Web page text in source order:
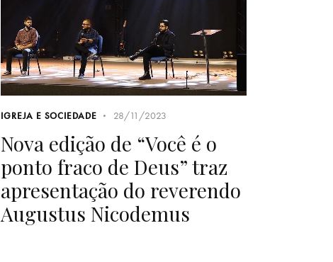
IGREJA E SOCIEDADE 28/11/2023
Nova edição de “Você é o
ponto fraco de Deus” traz
apresentação do reverendo
Augustus Nicodemus